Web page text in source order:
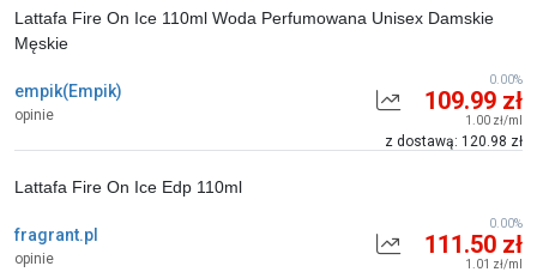
empik(Empik)
opinie
Lattafa Fire On Ice 110ml Woda Perfumowana Unisex Damskie
Męskie
109.99 zł
1.00 zł/ml
z dostawą: 120.98 zł
0.00%
fragrant.pl
opinie
Lattafa Fire On Ice Edp 110ml
111.50 zł
1.01 zł/ml
0.00%